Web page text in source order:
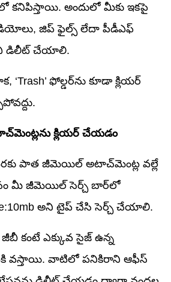
కనిపిస్తాయి. అందులో మీకు ఇకపై
జిప్ ఫైల్స్ లేదా పీడీఎఫ్
డిలీట్ చేయాలి.
‘Trash’ ఫోల్డర్‌ను కూడా క్లియర్
క్లియర్ చేయడం
పాత జీమెయిల్ అటాచ్‌మెంట్ల వల్లే
మీ జీమెయిల్ సెర్చ్ బార్‌లో
అని టైప్ చేసి సెర్చ్ చేయాలి.
కంటే ఎక్కువ సైజ్ ఉన్న
వస్తాయి. వాటిలో పనికిరాని ఆఫీస్